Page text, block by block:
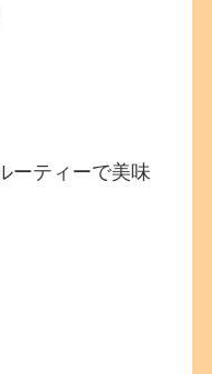
ーティーで美味